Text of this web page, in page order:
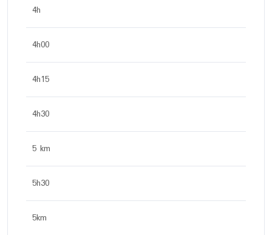
4h
4h00
4h15
4h30
5 km
5h30
5km